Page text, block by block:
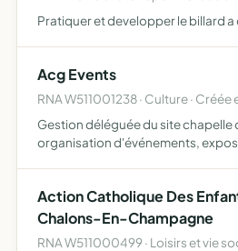
Pratiquer et developper le billard a
Acg Events
RNA W511001238 · Culture · Créée
Gestion déléguée du site chapelle
organisation d'événements,
l'ob…
Action Catholique Des
Chalons-En-Champagne
RNA W511000499 · Loisirs et vie